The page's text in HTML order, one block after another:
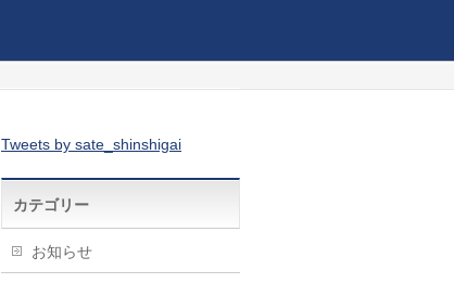
Tweets by sate_shinshigai
カテゴリー
お知らせ